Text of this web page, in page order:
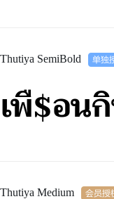
Thutiya SemiBold
เพื$อน
Thutiya Medium